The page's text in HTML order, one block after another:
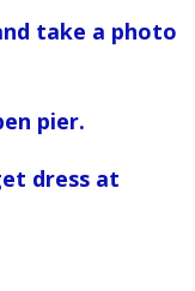
take a photo
pier.
dress at